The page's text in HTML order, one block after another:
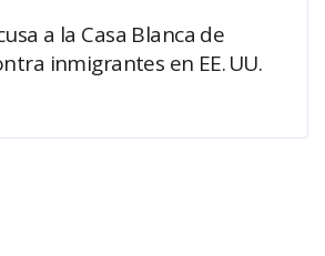
a la Casa Blanca de
inmigrantes en EE. UU.